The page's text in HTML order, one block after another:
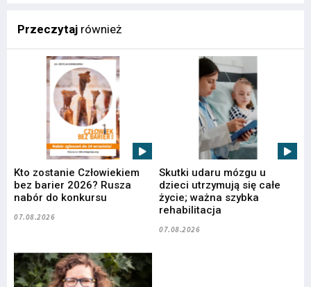
Przeczytaj również
Kto zostanie Człowiekiem
bez barier 2026? Rusza
nabór do konkursu
07.08.2026
Skutki udaru mózgu u
dzieci utrzymują się całe
życie; ważna szybka
rehabilitacja
07.08.2026